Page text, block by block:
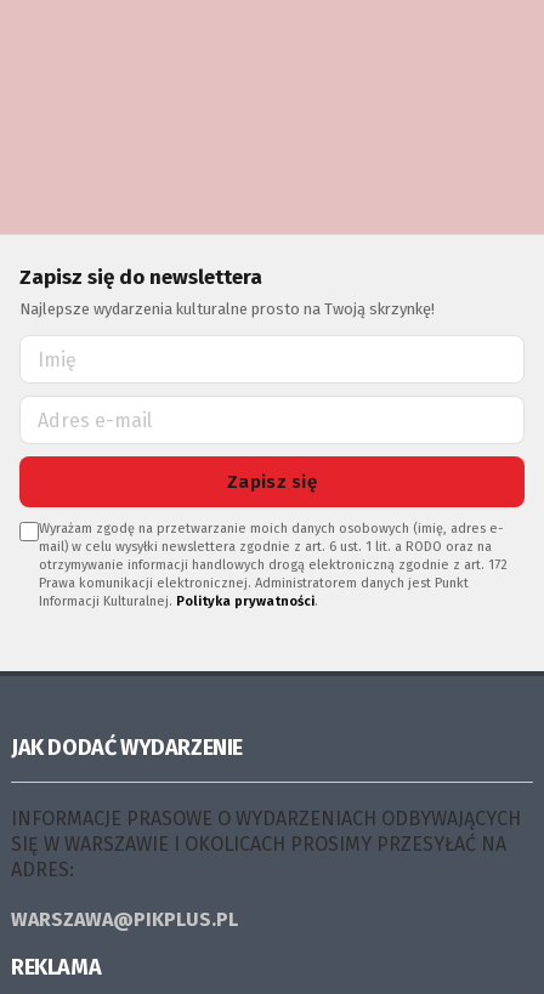
Zapisz się do newslettera
Najlepsze wydarzenia kulturalne prosto na Twoją skrzynkę!
Zapisz się
Wyrażam zgodę na przetwarzanie moich danych osobowych (imię, adres e-
mail) w celu wysyłki newslettera zgodnie z art. 6 ust. 1 lit. a RODO oraz na
otrzymywanie informacji handlowych drogą elektroniczną zgodnie z art. 172
Prawa komunikacji elektronicznej. Administratorem danych jest Punkt
Informacji Kulturalnej. Polityka prywatności.
JAK DODAĆ WYDARZENIE
INFORMACJE PRASOWE O WYDARZENIACH ODBYWAJĄCYCH
SIĘ W WARSZAWIE I OKOLICACH PROSIMY PRZESYŁAĆ NA
ADRES:
WARSZAWA@PIKPLUS.PL
REKLAMA